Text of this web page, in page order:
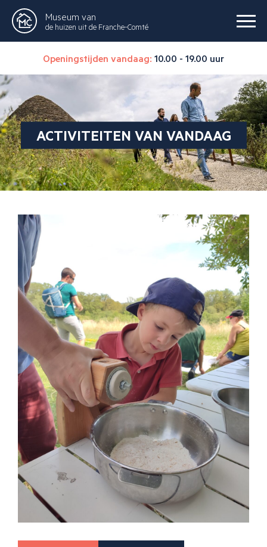
Museum van
de huizen uit de Franche-Comté
Openingstijden vandaag: 10.00 - 19.00 uur
ACTIVITEITEN VAN VANDAAG